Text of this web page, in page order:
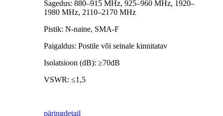
Sagedus: 880–915 MHz, 925–960 MHz, 1920–
1980 MHz, 2110–2170 MHz
Pistik: N-naine, SMA-F
Paigaldus: Postile või seinale kinnitatav
Isolatsioon (dB): ≥70dB
VSWR: ≤1,5
päringdetail